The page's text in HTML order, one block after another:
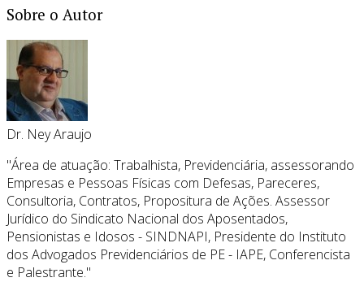
Sobre o Autor
Dr. Ney Araujo
"Área de atuação: Trabalhista, Previdenciária, assessorando
Empresas e Pessoas Físicas com Defesas, Pareceres,
Consultoria, Contratos, Propositura de Ações. Assessor
Jurídico do Sindicato Nacional dos Aposentados,
Pensionistas e Idosos - SINDNAPI, Presidente do Instituto
dos Advogados Previdenciários de PE - IAPE, Conferencista
e Palestrante."